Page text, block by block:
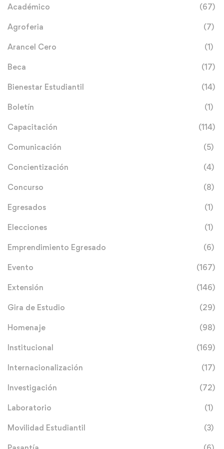
Académico (67)
Agroferia (7)
Arancel Cero (1)
Beca (17)
Bienestar Estudiantil (14)
Boletín (1)
Capacitación (114)
Comunicación (5)
Concientización (4)
Concurso (8)
Egresados (1)
Elecciones (1)
Emprendimiento Egresado (6)
Evento (167)
Extensión (146)
Gira de Estudio (29)
Homenaje (98)
Institucional (169)
Internacionalización (17)
Investigación (72)
Laboratorio (1)
Movilidad Estudiantil (3)